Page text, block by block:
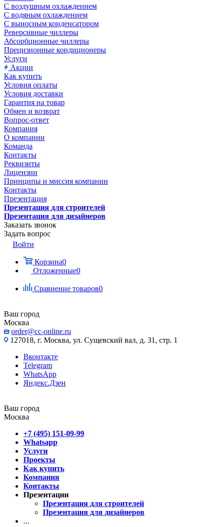
С воздушным охлаждением
С водяным охлаждением
С выносным конденсатором
Реверсивные чиллеры
Абсорбционные чиллеры
Прецизионные кондиционеры
Услуги
Акции
Как купить
Условия оплаты
Условия доставки
Гарантия на товар
Обмен и возврат
Вопрос-ответ
Компания
О компании
Команда
Контакты
Реквизиты
Лицензии
Принципы и миссия компании
Контакты
Презентация
Презентация для строителей
Презентация для дизайнеров
Заказать звонок
Задать вопрос
Войти
Корзина0
Отложенные0
Сравнение товаров0
Ваш город
Москва
order@cc-online.ru
127018, г. Москва, ул. Сущевский вал, д. 31, стр. 1
Вконтакте
Telegram
WhatsApp
Яндекс.Дзен
Ваш город
Москва
+7 (495) 151-09-99
Whatsapp
Услуги
Проекты
Как купить
Компания
Контакты
Презентации
Презентация для строителей
Презентация для дизайнеров
...